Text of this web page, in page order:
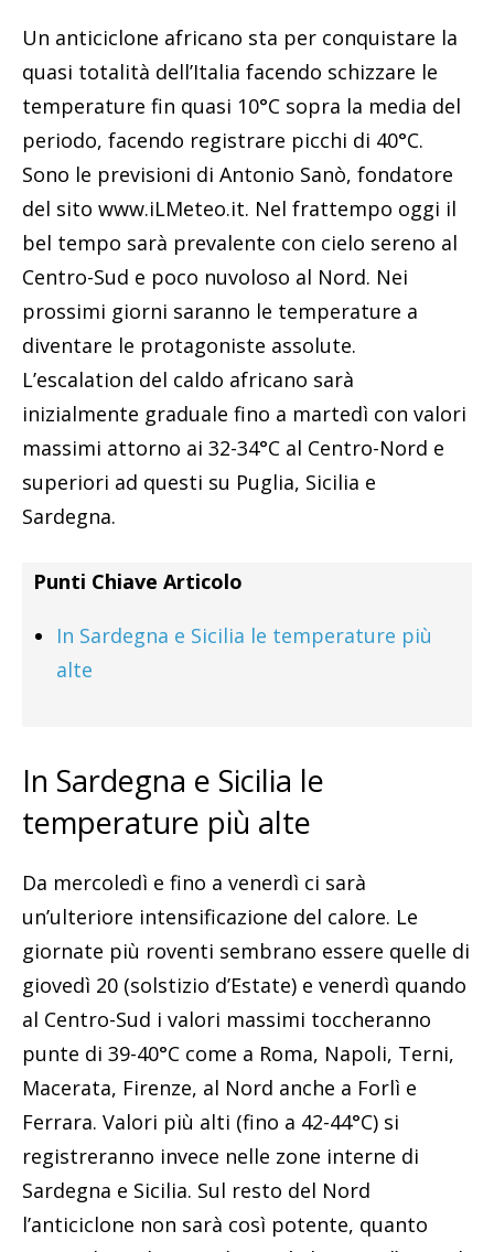
Un anticiclone africano sta per conquistare la
quasi totalità dell’Italia facendo schizzare le
temperature fin quasi 10°C sopra la media del
periodo, facendo registrare picchi di 40°C.
Sono le previsioni di Antonio Sanò, fondatore
del sito www.iLMeteo.it. Nel frattempo oggi il
bel tempo sarà prevalente con cielo sereno al
Centro-Sud e poco nuvoloso al Nord. Nei
prossimi giorni saranno le temperature a
diventare le protagoniste assolute.
L’escalation del caldo africano sarà
inizialmente graduale fino a martedì con valori
massimi attorno ai 32-34°C al Centro-Nord e
superiori ad questi su Puglia, Sicilia e
Sardegna.
Punti Chiave Articolo
In Sardegna e Sicilia le temperature più
alte
In Sardegna e Sicilia le
temperature più alte
Da mercoledì e fino a venerdì ci sarà
un’ulteriore intensificazione del calore. Le
giornate più roventi sembrano essere quelle di
giovedì 20 (solstizio d’Estate) e venerdì quando
al Centro-Sud i valori massimi toccheranno
punte di 39-40°C come a Roma, Napoli, Terni,
Macerata, Firenze, al Nord anche a Forlì e
Ferrara. Valori più alti (fino a 42-44°C) si
registreranno invece nelle zone interne di
Sardegna e Sicilia. Sul resto del Nord
l’anticiclone non sarà così potente, quanto